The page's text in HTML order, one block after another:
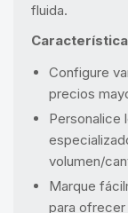
fluida.
Configure
precios
Personalice
volumen/
Marque
para